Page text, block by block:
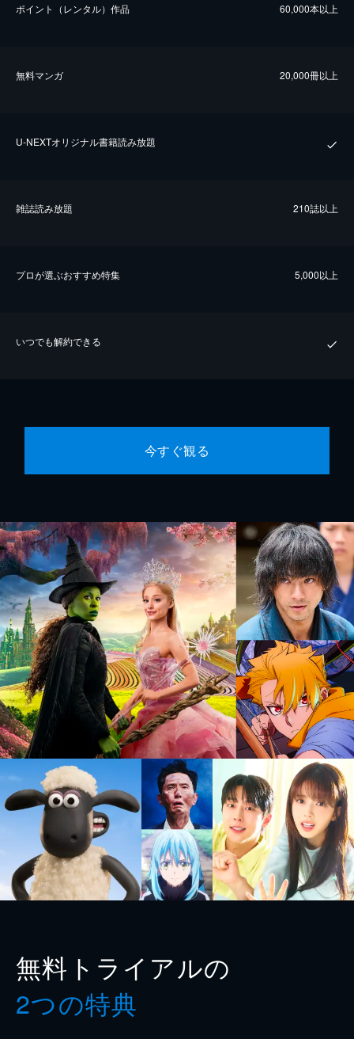
ポイント（レンタル）作品 60,000本以上
無料マンガ 20,000冊以上
U-NEXTオリジナル書籍読み放題
雑誌読み放題 210誌以上
プロが選ぶおすすめ特集 5,000以上
いつでも解約できる
今すぐ観る
無料トライアルの
2つの特典